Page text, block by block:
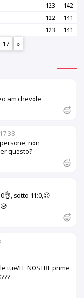
123
142
122
141
123
141
17 »
amichevole
non
questo?
sotto 11:0,😉
tue/LE NOSTRE prime